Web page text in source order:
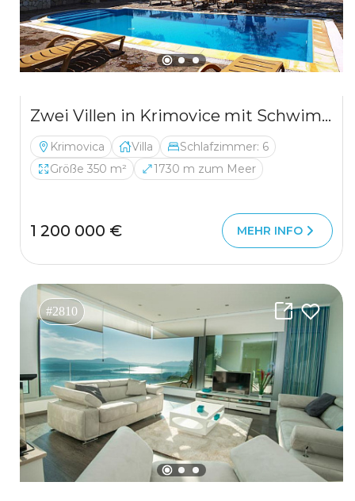
Zwei Villen in Krimovice mit Schwimmbädern und einem großen Grundstück
Krimovica Villa
Schlafzimmer: 6
Größe 350 m²
1730 m zum Meer
1 200 000 € MEHR INFO
#2810